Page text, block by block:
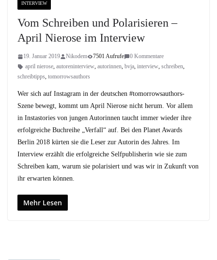
INTERVIEW
Vom Schreiben und Polarisieren –
April Nierose im Interview
19. Januar 2019 Nikodem 7501 Aufrufe
0 Kommentare
april nierose, autoreninterview, autorinnen, bvja, interview, schreiben,
schreibtipps, tomorrowsauthors
Wer sich auf Instagram in der deutschen #tomorrowsauthors-
Szene bewegt, kommt um April Nierose nicht herum. Vor allem
in Instastories von jungen Autorinnen taucht immer wieder ihre
erfolgreiche Buchreihe „Verfall“ auf. Bei den Planet Awards
Berlin 2018 kürten sie die Leser zur Autorin des Jahres. Im
Interview erzählt die erfolgreiche Selfpublisherin wie sie zum
Schreiben kam, warum sie polarisiert und was wir in Zukunft von
ihr erwarten können.
Mehr Lesen